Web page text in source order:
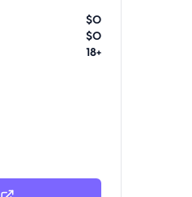
$0
$0
18+